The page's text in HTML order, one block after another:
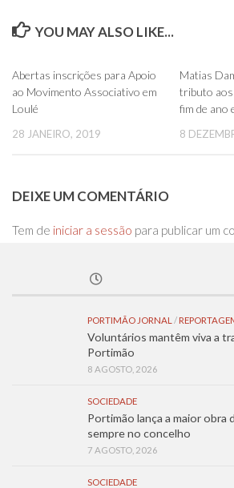
YOU MAY ALSO LIKE...
Abertas inscrições para Apoio
ao Movimento Associativo em
Loulé
28 JANEIRO, 2019
Matias
tributo aos
fim de ano
8
DEIXE UM COMENTÁRIO
Tem de iniciar a sessão para publicar um
PORTIMÃO JORNAL /
Voluntários mantêm viva a
Portimão
8 AGOSTO, 2026
SOCIEDADE
Portimão lança a maior obra
sempre no concelho
7 AGOSTO, 2026
SOCIEDADE